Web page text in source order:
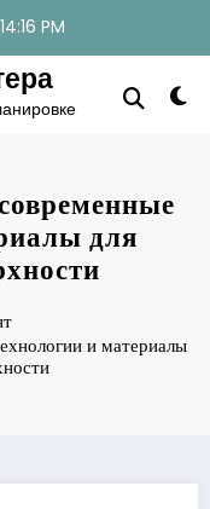
PM
для
и материалы